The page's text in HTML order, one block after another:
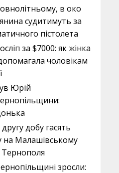
в око
судитимуть за
пістолета
за $7000: як жінка
чоловікам
Юрій
добу гасять
Малашівському
Тернополя
зросли: